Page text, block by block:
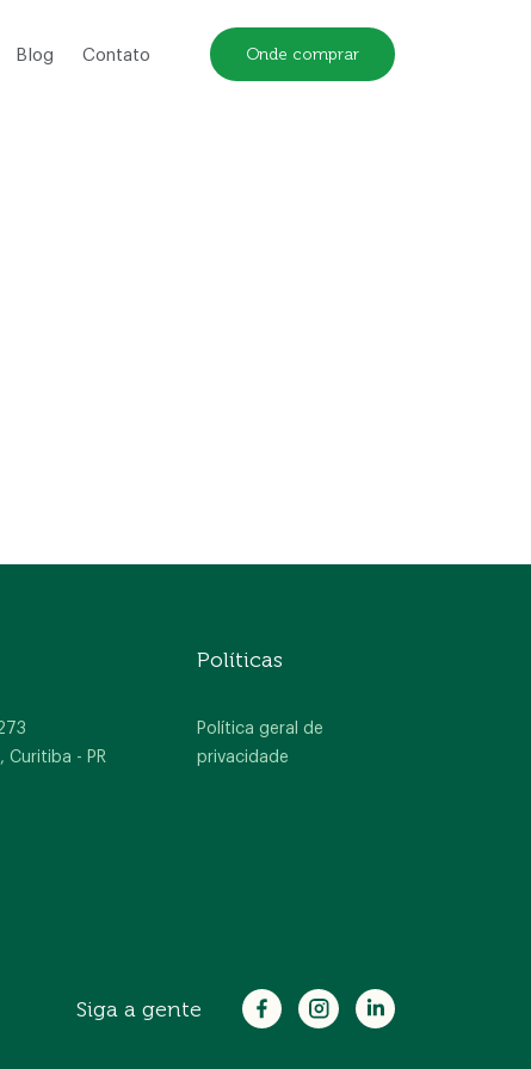
Blog Contato Onde comprar
Curitiba - PR
Políticas
Política geral de
privacidade
Siga a gente